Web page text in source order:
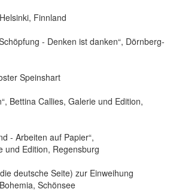
Finnland
- Denken ist danken“, Dörnberg-
Speinshart
Bettina Callies, Galerie und Edition,
- Arbeiten auf Papier“,
und Edition, Regensburg
deutsche Seite) zur Einweihung
Schönsee